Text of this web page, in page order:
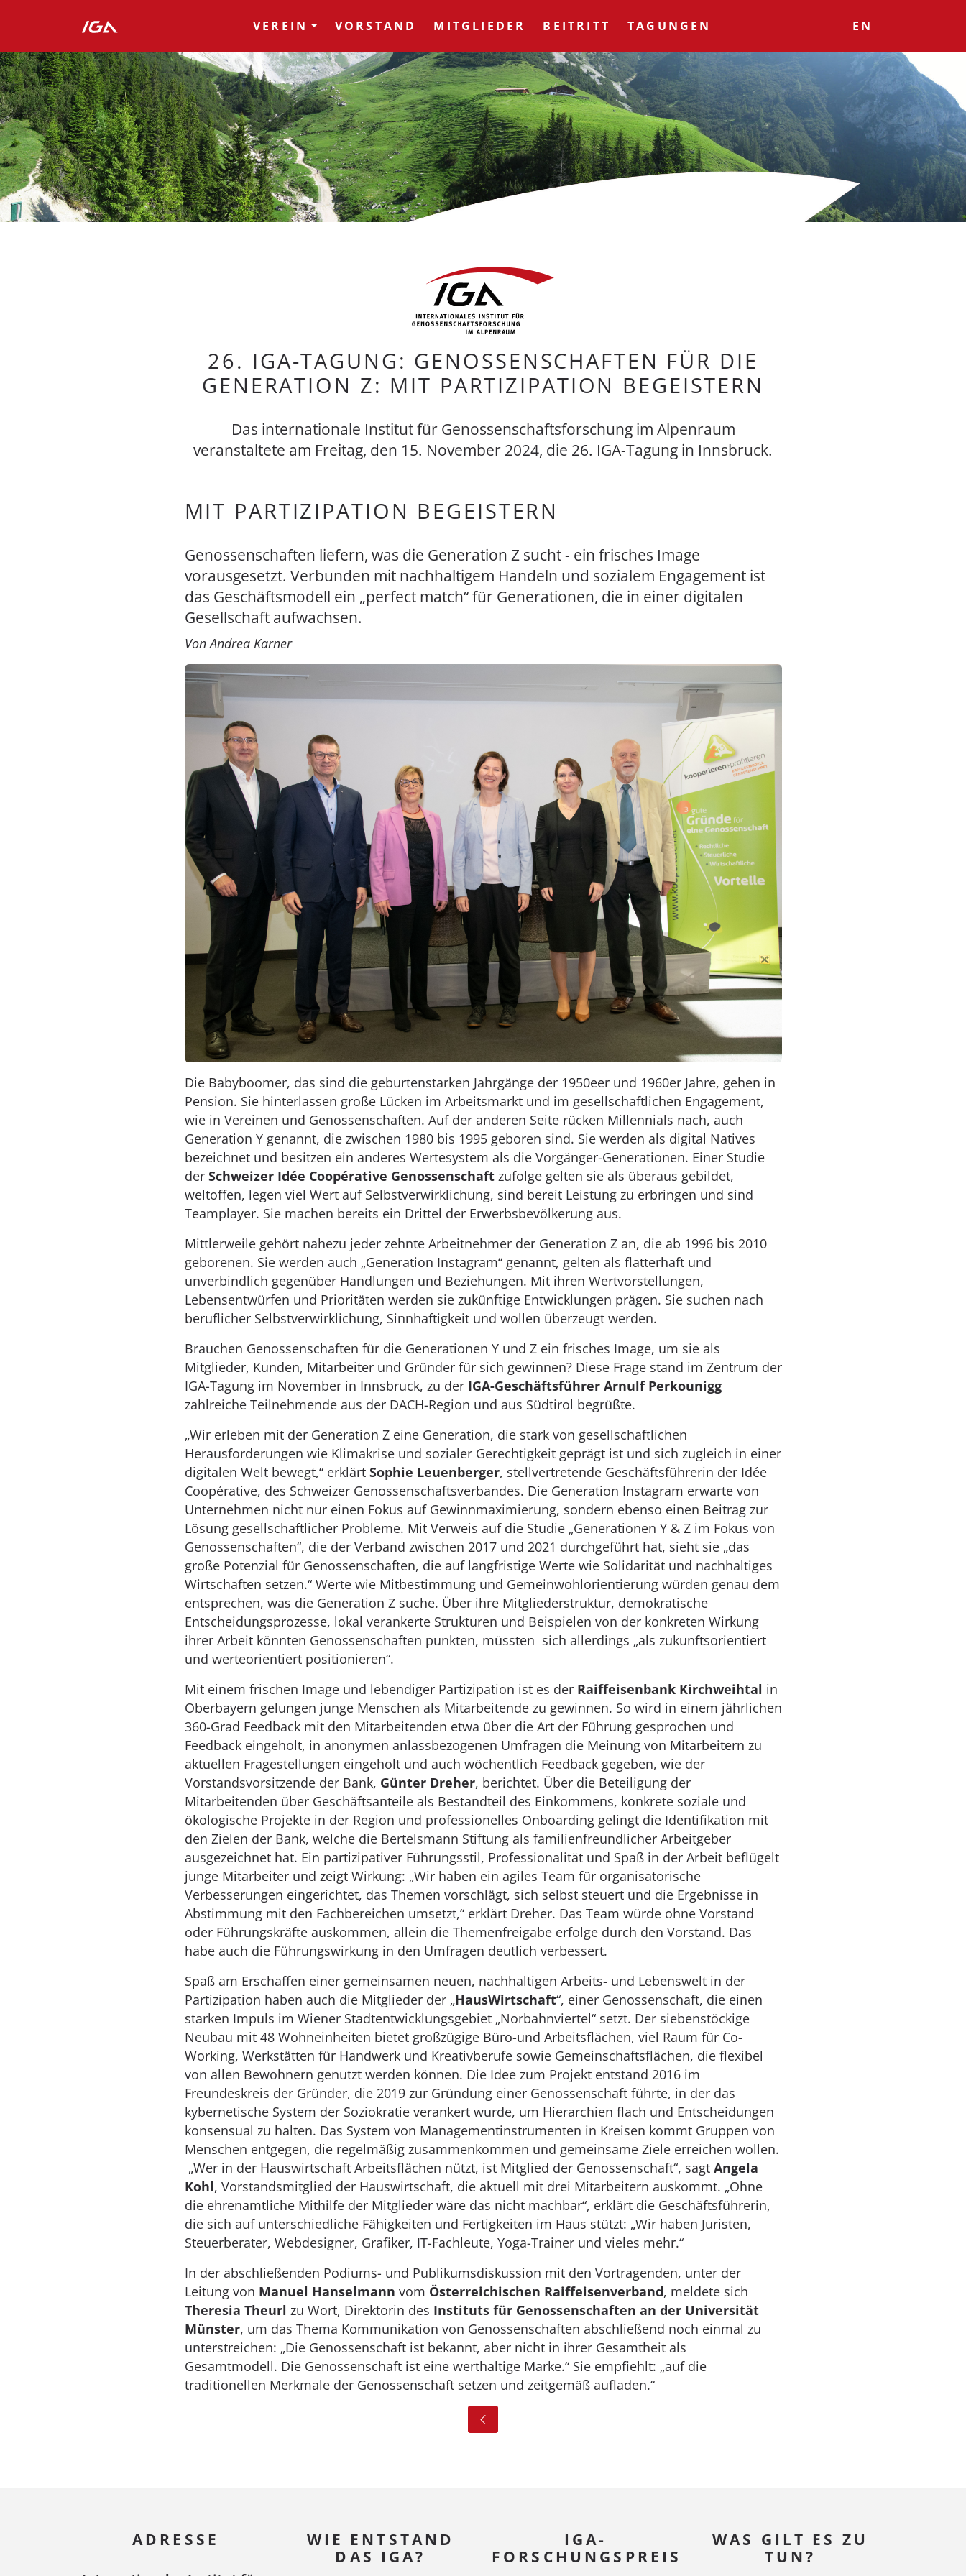
VEREIN VORSTAND MITGLIEDER BEITRITT TAGUNGEN EN
26. IGA-TAGUNG: GENOSSENSCHAFTEN FÜR DIE
GENERATION Z: MIT PARTIZIPATION BEGEISTERN
Das internationale Institut für Genossenschaftsforschung im Alpenraum
veranstaltete am Freitag, den 15. November 2024, die 26. IGA-Tagung in Innsbruck.
MIT PARTIZIPATION BEGEISTERN
Genossenschaften liefern, was die Generation Z sucht - ein frisches Image
vorausgesetzt. Verbunden mit nachhaltigem Handeln und sozialem Engagement ist
das Geschäftsmodell ein „perfect match“ für Generationen, die in einer digitalen
Gesellschaft aufwachsen.
Von Andrea Karner
Die Babyboomer, das sind die geburtenstarken Jahrgänge der 1950eer und 1960er Jahre, gehen in
Pension. Sie hinterlassen große Lücken im Arbeitsmarkt und im gesellschaftlichen Engagement,
wie in Vereinen und Genossenschaften. Auf der anderen Seite rücken Millennials nach, auch
Generation Y genannt, die zwischen 1980 bis 1995 geboren sind. Sie werden als digital Natives
bezeichnet und besitzen ein anderes Wertesystem als die Vorgänger-Generationen. Einer Studie
der Schweizer Idée Coopérative Genossenschaftzufolge gelten sie als überaus gebildet,
weltoffen, legen viel Wert auf Selbstverwirklichung, sind bereit Leistung zu erbringen und sind
Teamplayer. Sie machen bereits ein Drittel der Erwerbsbevölkerung aus.
Mittlerweile gehört nahezu jeder zehnte Arbeitnehmer der Generation Z an, die ab 1996 bis 2010
geborenen. Sie werden auch „Generation Instagram“ genannt, gelten als flatterhaft und
unverbindlich gegenüber Handlungen und Beziehungen. Mit ihren Wertvorstellungen,
Lebensentwürfen und Prioritäten werden sie zukünftige Entwicklungen prägen. Sie suchen nach
beruflicher Selbstverwirklichung, Sinnhaftigkeit und wollen überzeugt werden.
Brauchen Genossenschaften für die Generationen Y und Z ein frisches Image, um sie als
Mitglieder, Kunden, Mitarbeiter und Gründer für sich gewinnen? Diese Frage stand im Zentrum der
IGA-Tagung im November in Innsbruck, zu der IGA-Geschäftsführer Arnulf Perkounigg
zahlreiche Teilnehmende aus der DACH-Region und aus Südtirol begrüßte.
„Wir erleben mit der Generation Z eine Generation, die stark von gesellschaftlichen
Herausforderungen wie Klimakrise und sozialer Gerechtigkeit geprägt ist und sich zugleich in einer
digitalen Welt bewegt,“ erklärt Sophie Leuenberger, stellvertretende Geschäftsführerin der Idée
Coopérative, des Schweizer Genossenschaftsverbandes. Die Generation Instagram erwarte von
Unternehmen nicht nur einen Fokus auf Gewinnmaximierung, sondern ebenso einen Beitrag zur
Lösung gesellschaftlicher Probleme. Mit Verweis auf die Studie „Generationen Y & Z im Fokus von
Genossenschaften“, die der Verband zwischen 2017 und 2021 durchgeführt hat, sieht sie „das
große Potenzial für Genossenschaften, die auf langfristige Werte wie Solidarität und nachhaltiges
Wirtschaften setzen.“ Werte wie Mitbestimmung und Gemeinwohlorientierung würden genau dem
entsprechen, was die Generation Z suche. Über ihre Mitgliederstruktur, demokratische
Entscheidungsprozesse, lokal verankerte Strukturen und Beispielen von der konkreten Wirkung
ihrer Arbeit könnten Genossenschaften punkten, müssten sich allerdings „als zukunftsorientiert
und werteorientiert positionieren“.
Mit einem frischen Image und lebendiger Partizipation ist es der Raiffeisenbank Kirchweihtal in
Oberbayern gelungen junge Menschen als Mitarbeitende zu gewinnen. So wird in einem jährlichen
360-Grad Feedback mit den Mitarbeitenden etwa über die Art der Führung gesprochen und
Feedback eingeholt, in anonymen anlassbezogenen Umfragen die Meinung von Mitarbeitern zu
aktuellen Fragestellungen eingeholt und auch wöchentlich Feedback gegeben, wie der
Vorstandsvorsitzende der Bank, Günter Dreher, berichtet. Über die Beteiligung der
Mitarbeitenden über Geschäftsanteile als Bestandteil des Einkommens, konkrete soziale und
ökologische Projekte in der Region und professionelles Onboarding gelingt die Identifikation mit
den Zielen der Bank, welche die Bertelsmann Stiftung als familienfreundlicher Arbeitgeber
ausgezeichnet hat. Ein partizipativer Führungsstil, Professionalität und Spaß in der Arbeit beflügelt
junge Mitarbeiter und zeigt Wirkung: „Wir haben ein agiles Team für organisatorische
Verbesserungen eingerichtet, das Themen vorschlägt, sich selbst steuert und die Ergebnisse in
Abstimmung mit den Fachbereichen umsetzt,“ erklärt Dreher. Das Team würde ohne Vorstand
oder Führungskräfte auskommen, allein die Themenfreigabe erfolge durch den Vorstand. Das
habe auch die Führungswirkung in den Umfragen deutlich verbessert.
Spaß am Erschaffen einer gemeinsamen neuen, nachhaltigen Arbeits- und Lebenswelt in der
Partizipation haben auch die Mitglieder der „HausWirtschaft“, einer Genossenschaft, die einen
starken Impuls im Wiener Stadtentwicklungsgebiet „Norbahnviertel“ setzt. Der siebenstöckige
Neubau mit 48 Wohneinheiten bietet großzügige Büro-und Arbeitsflächen, viel Raum für Co-
Working, Werkstätten für Handwerk und Kreativberufe sowie Gemeinschaftsflächen, die flexibel
von allen Bewohnern genutzt werden können. Die Idee zum Projekt entstand 2016 im
Freundeskreis der Gründer, die 2019 zur Gründung einer Genossenschaft führte, in der das
kybernetische System der Soziokratie verankert wurde, um Hierarchien flach und Entscheidungen
konsensual zu halten. Das System von Managementinstrumenten in Kreisen kommt Gruppen von
Menschen entgegen, die regelmäßig zusammenkommen und gemeinsame Ziele erreichen wollen.
„Wer in der Hauswirtschaft Arbeitsflächen nützt, ist Mitglied der Genossenschaft“, sagt Angela
Kohl, Vorstandsmitglied der Hauswirtschaft, die aktuell mit drei Mitarbeitern auskommt. „Ohne
die ehrenamtliche Mithilfe der Mitglieder wäre das nicht machbar“, erklärt die Geschäftsführerin,
die sich auf unterschiedliche Fähigkeiten und Fertigkeiten im Haus stützt: „Wir haben Juristen,
Steuerberater, Webdesigner, Grafiker, IT-Fachleute, Yoga-Trainer und vieles mehr.“
In der abschließenden Podiums- und Publikumsdiskussion mit den Vortragenden, unter der
Leitung von Manuel Hanselmann vom Österreichischen Raiffeisenverband, meldete sich
Theresia Theurl zu Wort, Direktorin des Instituts für Genossenschaften an der Universität
Münster, um das Thema Kommunikation von Genossenschaften abschließend noch einmal zu
unterstreichen: „Die Genossenschaft ist bekannt, aber nicht in ihrer Gesamtheit als
Gesamtmodell. Die Genossenschaft ist eine werthaltige Marke.“ Sie empfiehlt: „auf die
traditionellen Merkmale der Genossenschaft setzen und zeitgemäß aufladen.“
ADRESSE
WIE ENTSTAND
DAS IGA?
IGA-
FORSCHUNGSPREIS
WAS GILT ES ZU
TUN?